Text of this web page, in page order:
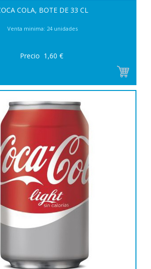
COLA, BOTE DE 33 CL
Venta minima: 24 unidades
Precio 1,60 €